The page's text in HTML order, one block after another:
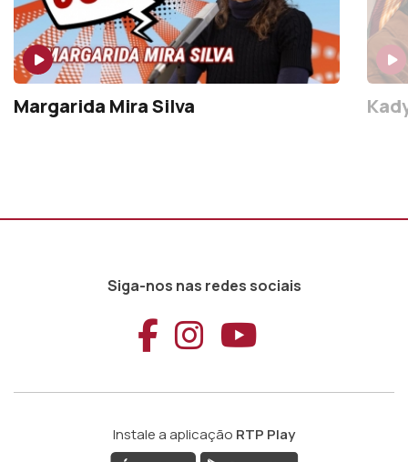
Margarida Mira Silva
Siga-nos nas redes sociais
Aceder ao
Aceder ao
Aceder
Instale a aplicação RTP Play